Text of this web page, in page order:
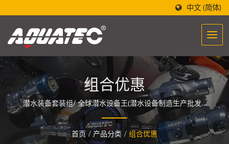
中文 (简体)
组合优惠
潜水装备套装组/ 全球潜水设备王(潜水设备制造生产批发)-
世界潜水第一品牌「AQUATEC」，设计的潜水设备制造酝
酿着一股能量，让人们与海洋相遇与融合。
首页 / 产品分类 / 组合优惠